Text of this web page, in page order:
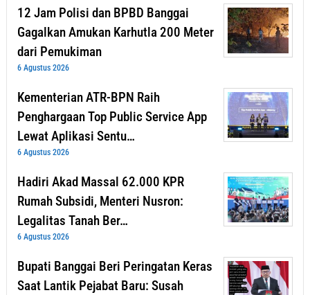
12 Jam Polisi dan BPBD Banggai
Gagalkan Amukan Karhutla 200 Meter
dari Pemukiman
6 Agustus 2026
Kementerian ATR-BPN Raih
Penghargaan Top Public Service App
Lewat Aplikasi Sentu…
6 Agustus 2026
Hadiri Akad Massal 62.000 KPR
Rumah Subsidi, Menteri Nusron:
Legalitas Tanah Ber…
6 Agustus 2026
Bupati Banggai Beri Peringatan Keras
Saat Lantik Pejabat Baru: Susah